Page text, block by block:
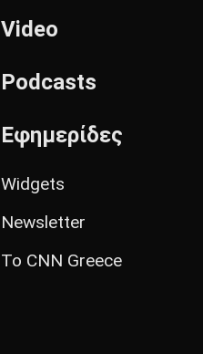
Video
Podcasts
Εφημερίδες
Widgets
Newsletter
Το CNN Greece